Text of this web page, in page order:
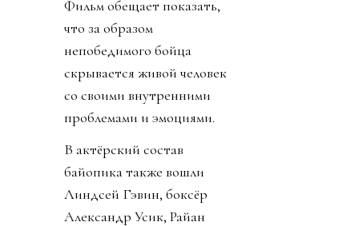
Фильм обещает показать,
что за образом
непобедимого бойца
скрывается живой человек
со своими внутренними
проблемами и эмоциями.
В актёрский состав
байопика также вошли
Линдсей Гэвин, боксёр
Александр Усик, Райан